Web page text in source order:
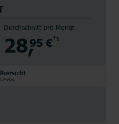
alle Smartphones
Durchschnitt pro Monat
28,95 €*1
MwSt.